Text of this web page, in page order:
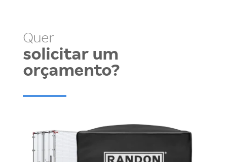
Quer
solicitar um
orçamento?